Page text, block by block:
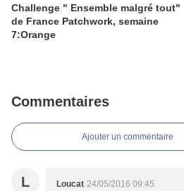
Challenge " Ensemble malgré tout"
de France Patchwork, semaine
7:Orange
Commentaires
Ajouter un commentaire
L Loucat 24/05/2016 09:45